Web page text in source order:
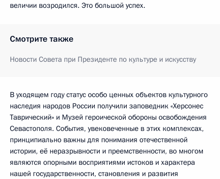
величии возродился. Это большой успех.
Смотрите также
Новости Совета при Президенте по культуре и искусству
В уходящем году статус особо ценных объектов культурного
наследия народов России получили заповедник «Херсонес
Таврический» и Музей героической обороны освобождения
Севастополя. События, увековеченные в этих комплексах,
принципиально важны для понимания отечественной
истории, её неразрывности и преемственности, во многом
являются опорными восприятиями истоков и характера
нашей государственности, становления и развития